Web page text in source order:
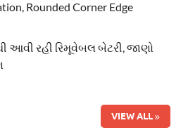
Rounded Corner Edge
આવી રહી રિમૂવેબલ બેટરી, જાણો
VIEW ALL